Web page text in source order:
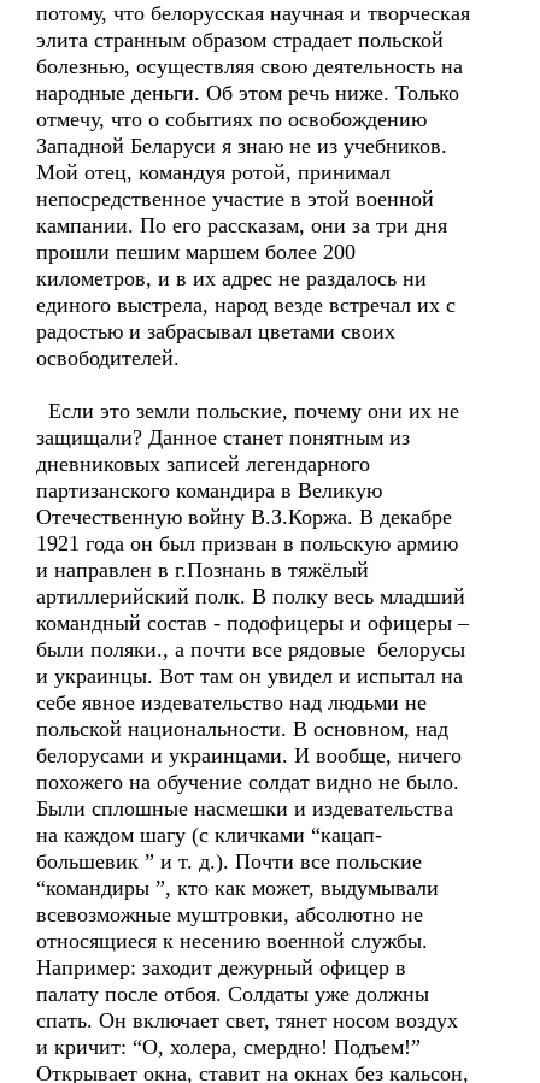
потому, что белорусская научная и творческая
элита странным образом страдает польской
болезнью, осуществляя свою деятельность на
народные деньги. Об этом речь ниже. Только
отмечу, что о событиях по освобождению
Западной Беларуси я знаю не из учебников.
Мой отец, командуя ротой, принимал
непосредственное участие в этой военной
кампании. По его рассказам, они за три дня
прошли пешим маршем более 200
километров, и в их адрес не раздалось ни
единого выстрела, народ везде встречал их с
радостью и забрасывал цветами своих
освободителей.
Если это земли польские, почему они их не
защищали? Данное станет понятным из
дневниковых записей легендарного
партизанского командира в Великую
Отечественную войну В.З.Коржа. В декабре
1921 года он был призван в польскую армию
и направлен в г.Познань в тяжёлый
артиллерийский полк. В полку весь младший
командный состав - подофицеры и офицеры –
были поляки., а почти все рядовые белорусы
и украинцы. Вот там он увидел и испытал на
себе явное издевательство над людьми не
польской национальности. В основном, над
белорусами и украинцами. И вообще, ничего
похожего на обучение солдат видно не было.
Были сплошные насмешки и издевательства
на каждом шагу (с кличками “кацап-
большевик ” и т. д.). Почти все польские
“командиры ”, кто как может, выдумывали
всевозможные муштровки, абсолютно не
относящиеся к несению военной службы.
Например: заходит дежурный офицер в
палату после отбоя. Солдаты уже должны
спать. Он включает свет, тянет носом воздух
и кричит: “О, холера, смердно! Подъем!”
Открывает окна, ставит на окнах без кальсон,